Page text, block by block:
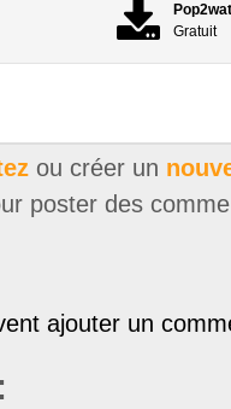
Gratuit
ou créer un
poster des
ajouter un